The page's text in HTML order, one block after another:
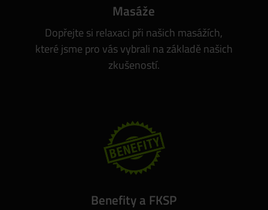
Masáže
Dopřejte si relaxaci při našich masážích,
které jsme pro vás vybrali na základě našich
zkušeností.
Benefity a FKSP